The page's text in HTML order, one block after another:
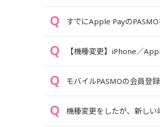
すでにApple Payの
【機種変更】iPhone／
モバイルPASMOの会員登
機種変更をしたが、新しい